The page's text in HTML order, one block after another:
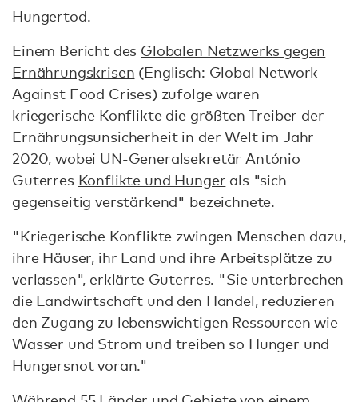
Hungertod.
Einem Bericht des Globalen Netzwerks gegen
Ernährungskrisen (Englisch: Global Network
Against Food Crises) zufolge waren
kriegerische Konflikte die größten Treiber der
Ernährungsunsicherheit in der Welt im Jahr
2020, wobei UN-Generalsekretär António
Guterres Konflikte und Hunger als "sich
gegenseitig verstärkend" bezeichnete.
"Kriegerische Konflikte zwingen Menschen dazu,
ihre Häuser, ihr Land und ihre Arbeitsplätze zu
verlassen", erklärte Guterres. "Sie unterbrechen
die Landwirtschaft und den Handel, reduzieren
den Zugang zu lebenswichtigen Ressourcen wie
Wasser und Strom und treiben so Hunger und
Hungersnot voran."